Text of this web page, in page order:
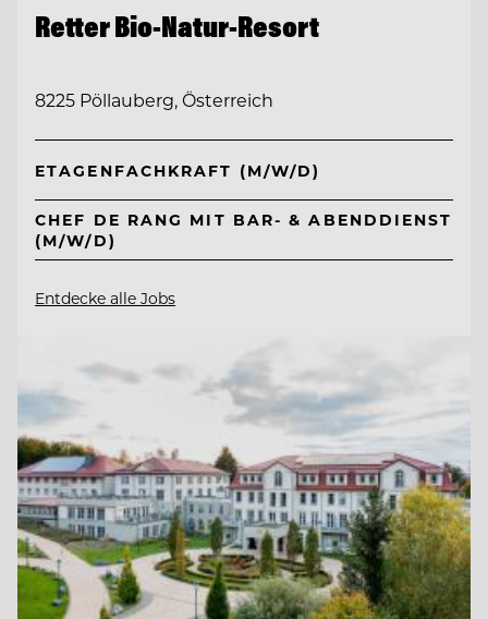
Retter Bio-Natur-Resort
8225 Pöllauberg, Österreich
ETAGENFACHKRAFT (M/W/D)
CHEF DE RANG MIT BAR- & ABENDDIENST
(M/W/D)
Entdecke alle Jobs